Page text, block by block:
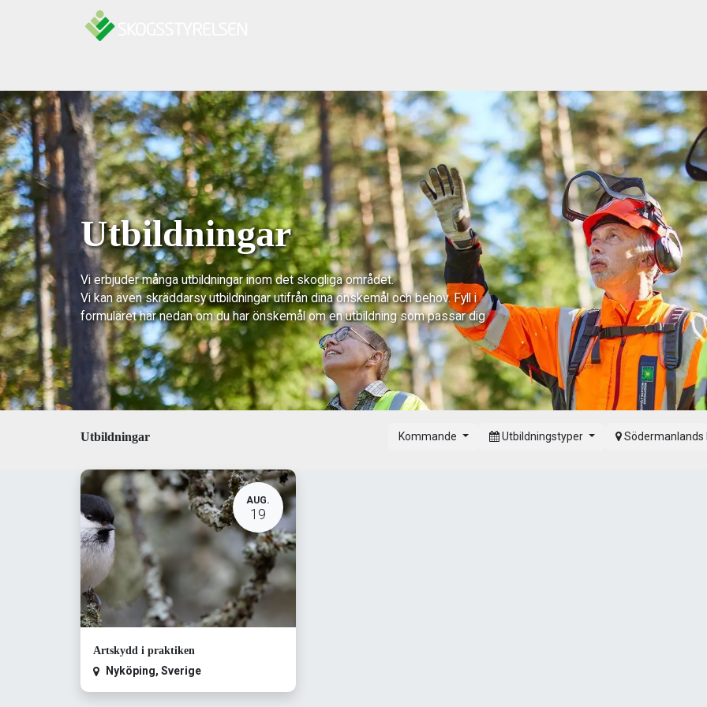
Utbildningar
Vi erbjuder många utbildningar inom det skogliga området.
Vi kan även skräddarsy utbildningar utifrån dina önskemål och behov. Fyll i
formuläret här nedan om du har önskemål om en utbildning som passar dig
Utbildningar Kommande Utbildningstyper
AUG.
19
Artskydd i praktiken
Nyköping, Sverige